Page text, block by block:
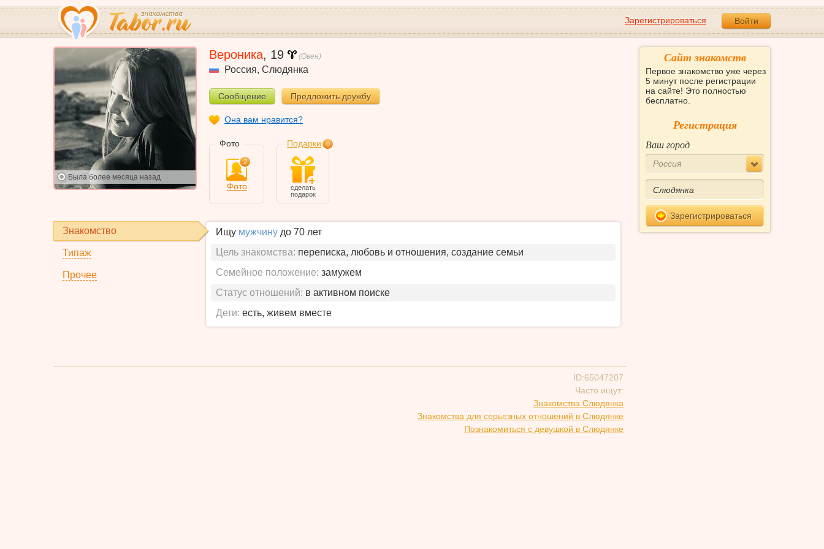
Зарегистрироваться Войти
Была более месяца назад
Вероника, 19 (Овен)
Россия, Слюдянка
Сообщение Предложить дружбу
Она вам нравится?
Фото
2
Фото
Подарки 0
сделать
подарок
Знакомство
Типаж
Прочее
Ищу мужчину до 70 лет
Цель знакомства: переписка, любовь и отношения, создание семьи
Семейное положение: замужем
Статус отношений: в активном поиске
Дети: есть, живем вместе
ID:65047207
Часто ищут:
Знакомства Слюдянка
Знакомства для серьезных отношений в Слюдянке
Познакомиться с девушкой в Слюдянке
Сайт знакомств
Первое знакомство уже через
5 минут после регистрации
на сайте! Это полностью
бесплатно.
Регистрация
Ваш город
Россия
Зарегистрироваться